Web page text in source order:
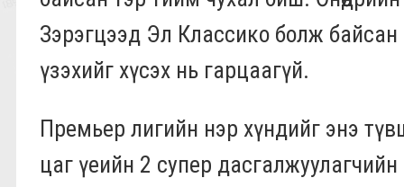
Зэрэгцээд Эл Классико болж байсан
үзэхийг хүсэх нь гарцаагүй.
Премьер лигийн нэр хүндийг энэ
цаг үеийн 2 супер